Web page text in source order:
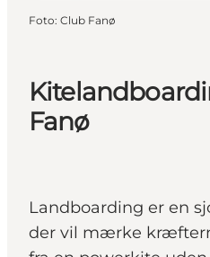
Fanø
Landboarding er en
der vil mærke
Foto: Club Fanø